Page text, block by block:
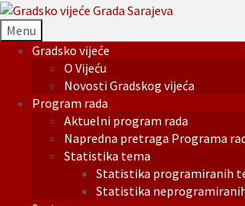
Menu
Gradsko vijeće
O Vijeću
Novosti Gradskog vijeća
Program rada
Aktuelni program rada
Napredna pretraga Programa
Statistika tema
Statistika programiranih
Statistika